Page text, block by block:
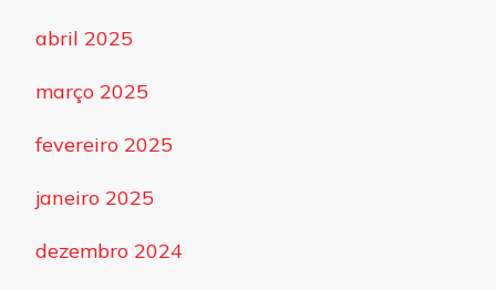
abril 2025
março 2025
fevereiro 2025
janeiro 2025
dezembro 2024